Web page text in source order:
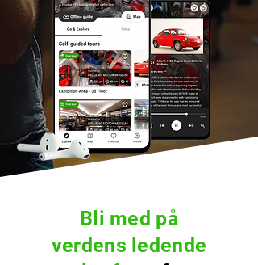
Bli med på
verdens ledende